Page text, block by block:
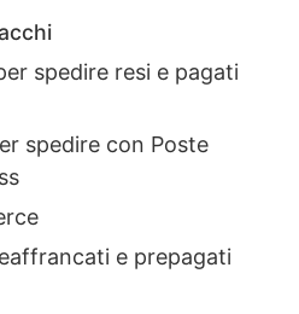
spedire resi e pagati
spedire con Poste
e prepagati